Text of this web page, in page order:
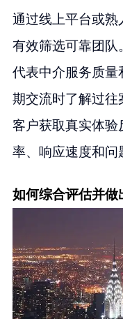
通过线上平台或熟
有效筛选可靠团队
代表中介服务质量
期交流时了解过往
客户获取真实体验
率、响应速度和问
如何综合评估并做